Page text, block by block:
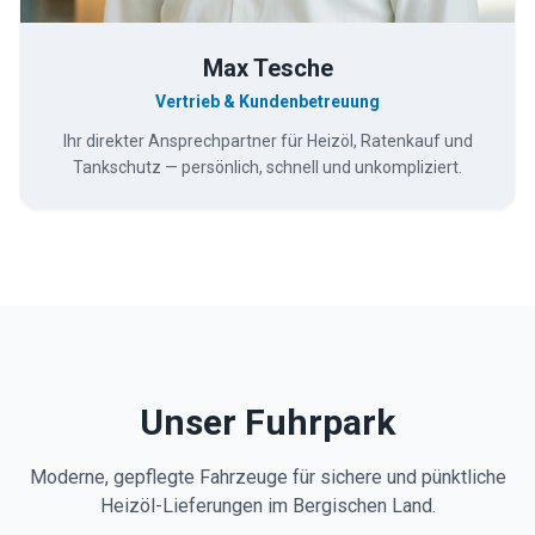
Max Tesche
Vertrieb & Kundenbetreuung
Ihr direkter Ansprechpartner für Heizöl, Ratenkauf und
Tankschutz — persönlich, schnell und unkompliziert.
Unser Fuhrpark
Moderne, gepflegte Fahrzeuge für sichere und pünktliche
Heizöl-Lieferungen im Bergischen Land.